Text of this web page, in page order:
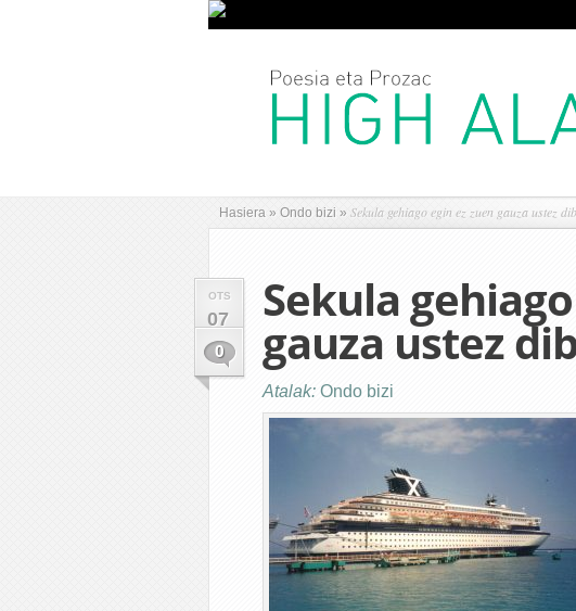
Hasiera » Ondo bizi » Sekula gehiago egin ez zuen gauza ustez
OTS
07
0
Sekula
gauza ustez
Atalak: Ondo bizi